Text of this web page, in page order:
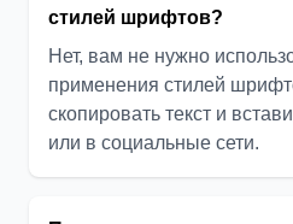
стилей шрифтов?
Нет, вам не нужно
применения стилей
скопировать текст и
или в социальные сети.